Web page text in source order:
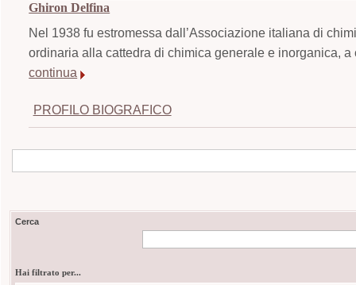
Ghiron Delfina
Nel 1938 fu estromessa dall’Associazione italiana di
ordinaria alla cattedra di chimica generale e inorganica,
continua
PROFILO BIOGRAFICO
Cerca
Hai filtrato per...